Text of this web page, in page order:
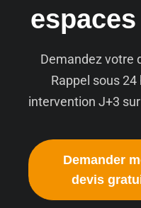
Demandez votre
Rappel sous
intervention J+3
Demander
devis